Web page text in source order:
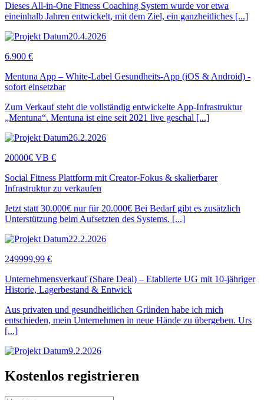
Dieses All-in-One Fitness Coaching System wurde vor etwa
eineinhalb Jahren entwickelt, mit dem Ziel, ein ganzheitliches [...]
20.4.2026
6.900 €
Mentuna App – White-Label Gesundheits-App (iOS & Android) -
sofort einsetzbar
Zum Verkauf steht die vollständig entwickelte App-Infrastruktur
„Mentuna“. Mentuna ist eine seit 2021 live geschal [...]
26.2.2026
20000€ VB €
Social Fitness Plattform mit Creator-Fokus & skalierbarer
Infrastruktur zu verkaufen
Jetzt statt 30.000€ nur für 20.000€ Bei Bedarf gibt es zusätzlich
Unterstützung beim Aufsetzten des Systems. [...]
22.2.2026
249999,99 €
Unternehmensverkauf (Share Deal) – Etablierte UG mit 10-jähriger
Historie, Lagerbestand & Entwick
Aus privaten und gesundheitlichen Gründen habe ich mich
entschieden, mein Unternehmen in neue Hände zu übergeben. Urs
[...]
9.2.2026
Kostenlos registrieren